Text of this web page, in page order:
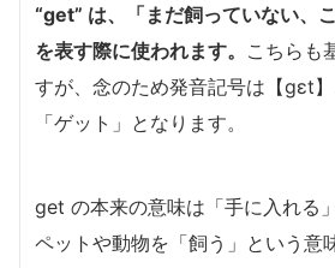
“get” は、「まだ飼っていない、
を表す際に使われます。 こちらも
すが、念のため発音記号は【ɡɛt
「ゲット」となります。
get の本来の意味は「手に入れる
ペットや動物を「飼う」という意